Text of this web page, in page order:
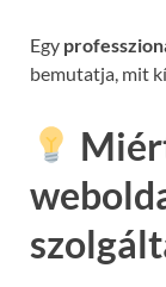
Egy
bemutatja, mit